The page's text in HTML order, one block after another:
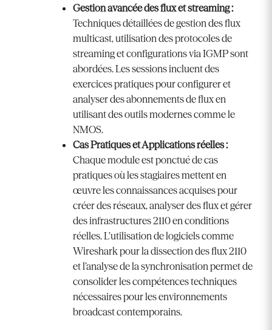
Gestion avancée des flux et streaming :
Techniques détaillées de gestion des flux
multicast, utilisation des protocoles de
streaming et configurations via IGMP sont
abordées. Les sessions incluent des
exercices pratiques pour configurer et
analyser des abonnements de flux en
utilisant des outils modernes comme le
NMOS.
Cas Pratiques et Applications réelles :
Chaque module est ponctué de cas
pratiques où les stagiaires mettent en
œuvre les connaissances acquises pour
créer des réseaux, analyser des flux et gérer
des infrastructures 2110 en conditions
réelles. L’utilisation de logiciels comme
Wireshark pour la dissection des flux 2110
et l’analyse de la synchronisation permet de
consolider les compétences techniques
nécessaires pour les environnements
broadcast contemporains.